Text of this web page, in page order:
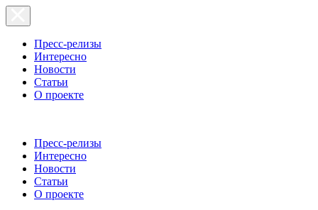
Пресс-релизы
Интересно
Новости
Статьи
О проекте
Пресс-релизы
Интересно
Новости
Статьи
О проекте